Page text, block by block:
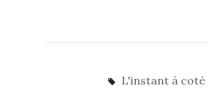
L'instant à coté